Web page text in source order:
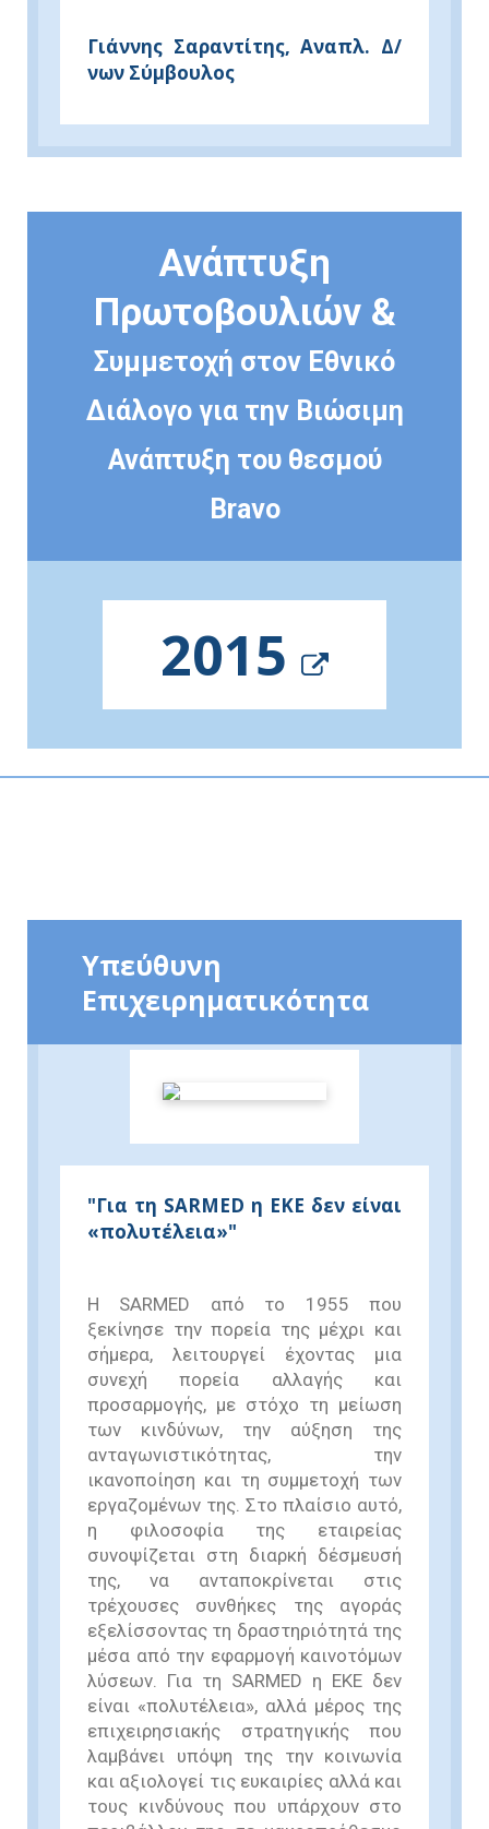
Γιάννης Σαραντίτης, Αναπλ. Δ/
νων Σύμβουλος
Ανάπτυξη
Πρωτοβουλιών &
Συμμετοχή στον Εθνικό
Διάλογο για την Βιώσιμη
Ανάπτυξη του θεσμού
Bravo
2015
Υπεύθυνη
Επιχειρηματικότητα
"Για τη SARMED η ΕΚΕ δεν είναι
«πολυτέλεια»"
Η SARMED από το 1955 που
ξεκίνησε την πορεία της μέχρι και
σήμερα, λειτουργεί έχοντας μια
συνεχή πορεία αλλαγής και
προσαρμογής, με στόχο τη μείωση
των κινδύνων, την αύξηση της
ανταγωνιστικότητας, την
ικανοποίηση και τη συμμετοχή των
εργαζομένων της. Στο πλαίσιο αυτό,
η φιλοσοφία της εταιρείας
συνοψίζεται στη διαρκή δέσμευσή
της, να ανταποκρίνεται στις
τρέχουσες συνθήκες της αγοράς
εξελίσσοντας τη δραστηριότητά της
μέσα από την εφαρμογή καινοτόμων
λύσεων. Για τη SARMED η ΕΚΕ δεν
είναι «πολυτέλεια», αλλά μέρος της
επιχειρησιακής στρατηγικής που
λαμβάνει υπόψη της την κοινωνία
και αξιολογεί τις ευκαιρίες αλλά και
τους κινδύνους που υπάρχουν στο